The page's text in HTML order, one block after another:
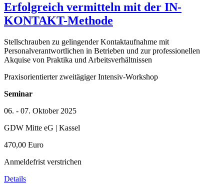
Erfolgreich vermitteln mit der IN-
KONTAKT-Methode
Stellschrauben zu gelingender Kontaktaufnahme mit
Personalverantwortlichen in Betrieben und zur professionellen
Akquise von Praktika und Arbeitsverhältnissen
Praxisorientierter zweitägiger Intensiv-Workshop
Seminar
06. - 07. Oktober 2025
GDW Mitte eG | Kassel
470,00 Euro
Anmeldefrist verstrichen
Details